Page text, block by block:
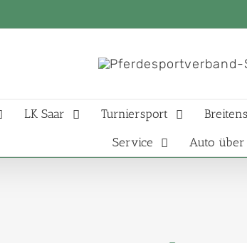
LK Saar Turniersport
Service
Auto über